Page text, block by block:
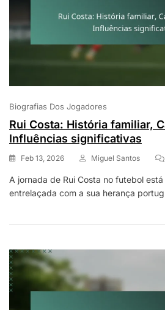
Biografias Dos Jogadores
Rui Costa: História familiar,
Influências significativas
Feb 13, 2026 Miguel Santos
A jornada de Rui Costa no futebol
entrelaçada com a sua herança